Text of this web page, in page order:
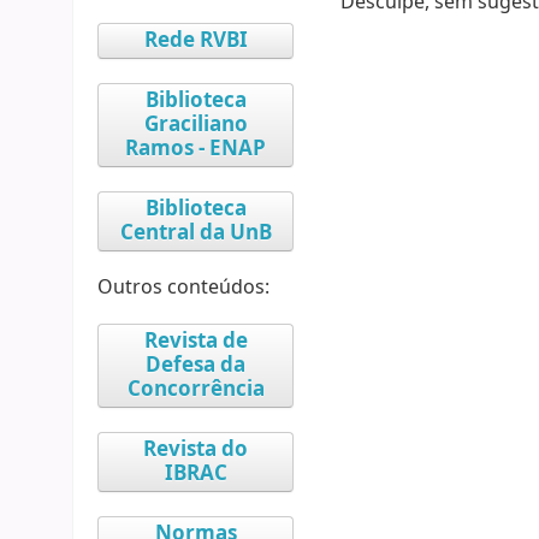
Rede RVBI
Biblioteca
Graciliano
Ramos - ENAP
Biblioteca
Central da UnB
Outros conteúdos:
Revista de
Defesa da
Concorrência
Revista do
IBRAC